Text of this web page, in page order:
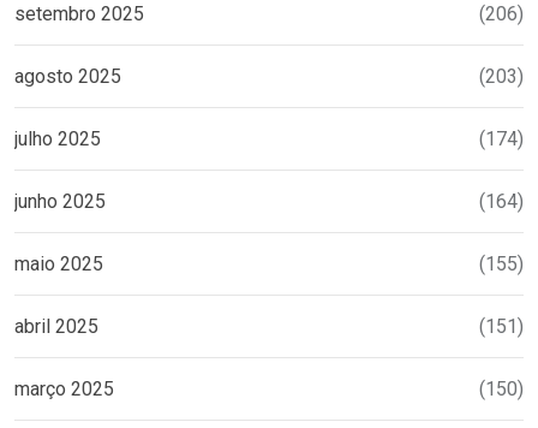
setembro 2025 (206)
agosto 2025 (203)
julho 2025 (174)
junho 2025 (164)
maio 2025 (155)
abril 2025 (151)
março 2025 (150)